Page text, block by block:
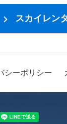
 スカイレン
シーポリシー